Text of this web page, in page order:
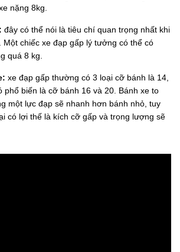
nặng 8kg.
đây có thể nói là tiêu chí quan trọng nhất khi
Một chiếc xe đạp gấp lý tưởng có thể có
quá 8 kg.
xe đạp gấp thường có 3 loại cỡ bánh là 14,
phổ biến là cỡ bánh 16 và 20. Bánh xe to
một lực đạp sẽ nhanh hơn bánh nhỏ, tuy
có lợi thế là kích cỡ gấp và trọng lượng sẽ